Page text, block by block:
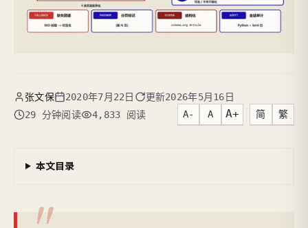
张文保 2020年7月22日 更新2026年5月16日
29 分钟阅读
4,833 阅读 A- A A+ 简 繁
本文目录